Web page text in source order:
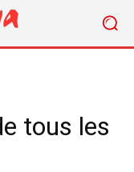
tous les